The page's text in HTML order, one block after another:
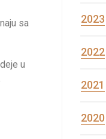
sa
u
2023
2022
2021
2020